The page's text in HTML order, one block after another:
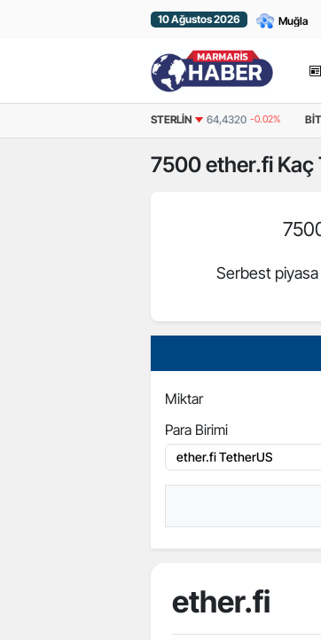
10 Ağustos 2026
STERLIN 64,4320 -0.02%
7500ether.fi Kaç
Serbest
Miktar
Para Birimi
ether.fi